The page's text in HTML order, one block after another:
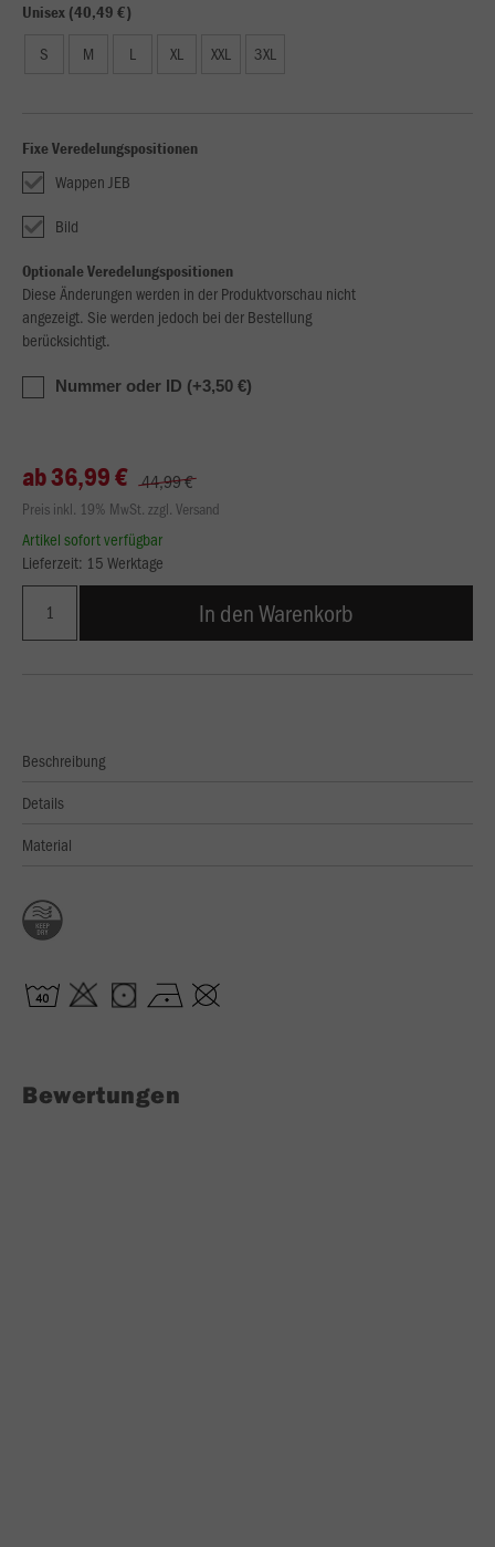
Unisex (40,49 €)
S M L XL XXL 3XL
Fixe Veredelungspositionen
Wappen JEB
Bild
Optionale Veredelungspositionen
Diese Änderungen werden in der Produktvorschau nicht
angezeigt. Sie werden jedoch bei der Bestellung
berücksichtigt.
Nummer oder ID (+3,50 €)
ab 36,99 € 44,99 €
Preis inkl. 19% MwSt. zzgl. Versand
Artikel sofort verfügbar
Lieferzeit: 15 Werktage
In den Warenkorb
Beschreibung
Details
Material
Bewertungen